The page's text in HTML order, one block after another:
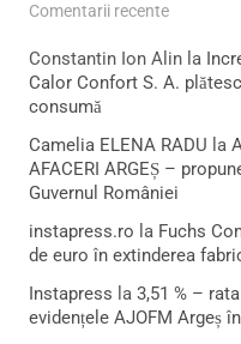
Comentarii recente
Constantin Ion Alin la
Calor Confort S. A.
consumă
Camelia ELENA RADU la
AFACERI ARGEȘ –
Guvernul României
instapress.ro la Fuchs
de euro în extinderea
Instapress la 3,51 % –
evidențele AJOFM Argeș